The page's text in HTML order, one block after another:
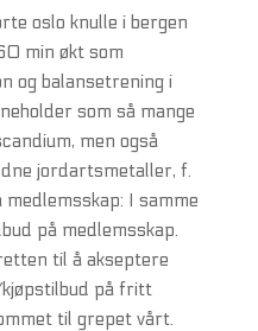
oslo knulle i bergen
min økt som
og balansetrening i
som så mange
men også
jordartsmetaller, f.
I samme
på medlemsskap.
til å akseptere
på fritt
til grepet vårt.